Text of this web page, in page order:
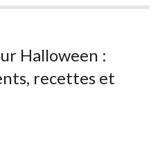
Halloween :
recettes et